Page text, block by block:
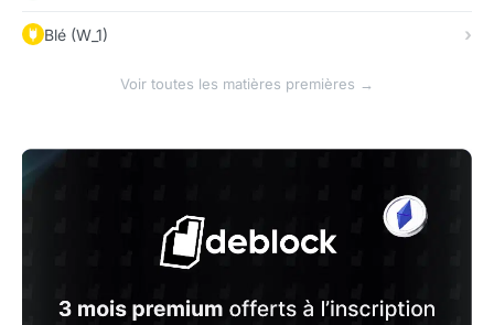
Blé (W_1)
Voir toutes les matières premières →